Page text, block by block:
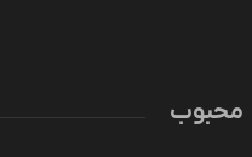
محبوب